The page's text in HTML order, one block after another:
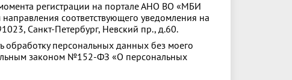
момента регистрации на портале АНО ВО «МБИ
соответствующего уведомления на
Санкт‑Петербург, Невский пр., д.60.
обработку персональных данных без моего
законом №152‑ФЗ «О персональных